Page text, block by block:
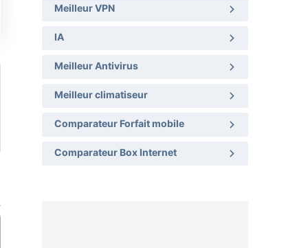
Meilleur VPN
IA
Meilleur Antivirus
Meilleur climatiseur
Comparateur Forfait mobile
Comparateur Box Internet